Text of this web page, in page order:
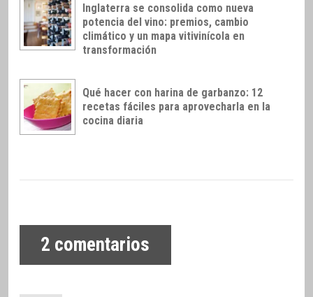
Inglaterra se consolida como nueva
potencia del vino: premios, cambio
climático y un mapa vitivinícola en
transformación
Qué hacer con harina de garbanzo: 12
recetas fáciles para aprovecharla en la
cocina diaria
2 comentarios